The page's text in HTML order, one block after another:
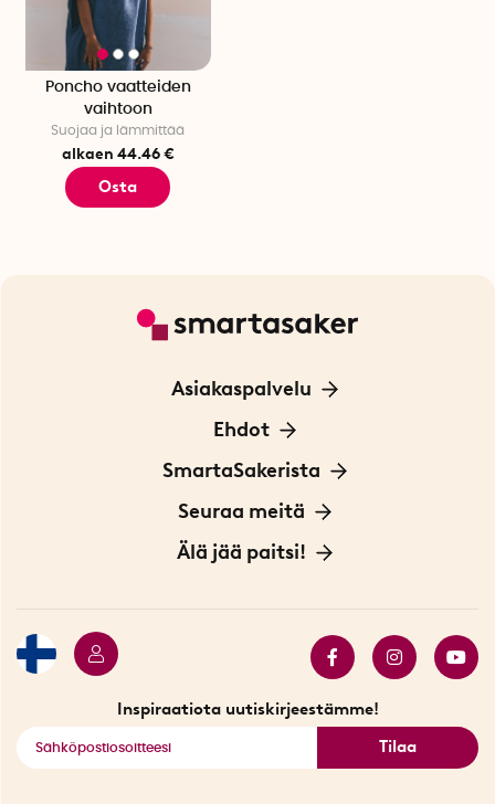
Poncho vaatteiden
vaihtoon
Suojaa ja lämmittää
alkaen 44.46 €
Osta
Asiakaspalvelu
Ota yhteyttä
Ehdot
Tietoa evästeistä
Yksityisyydensuoja
Sopimusehdot
SmartaSakerista
Meistä
Myymälä Tukholmassa
Seuraa meitä
Innovaattoriblogi
Älä jää paitsi!
Inspiraatiota uutiskirjeestämme!
Tilaa